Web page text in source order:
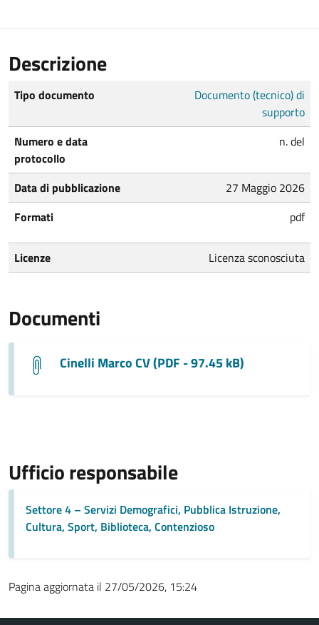
Descrizione
Tipo documento
Documento (tecnico) di
supporto
Numero e data
protocollo
n. del
Data di pubblicazione
27 Maggio 2026
Formati
pdf
Licenze Licenza sconosciuta
Documenti
Cinelli Marco CV (PDF - 97.45 kB)
Ufficio responsabile
Settore 4 – Servizi Demografici, Pubblica Istruzione,
Cultura, Sport, Biblioteca, Contenzioso
Pagina aggiornata il 27/05/2026, 15:24